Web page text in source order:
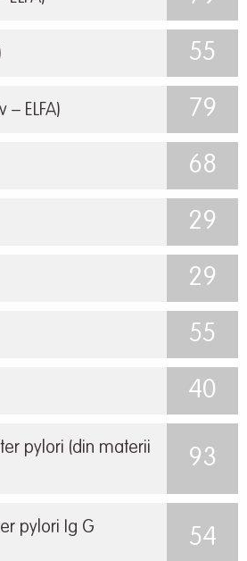
55
ELFA) 79
68
29
29
55
40
pylori (din materii
93
pylori Ig G
54